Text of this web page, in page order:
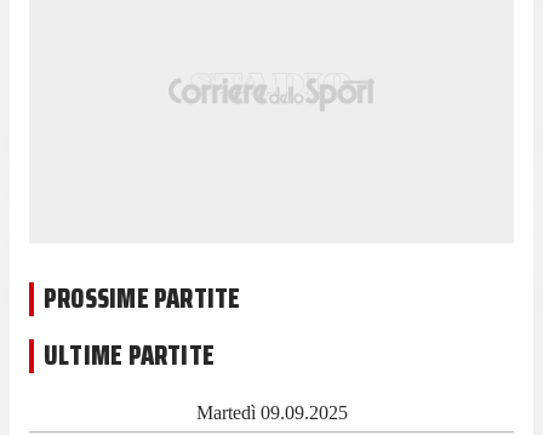
PROSSIME PARTITE
ULTIME PARTITE
Martedì 09.09.2025